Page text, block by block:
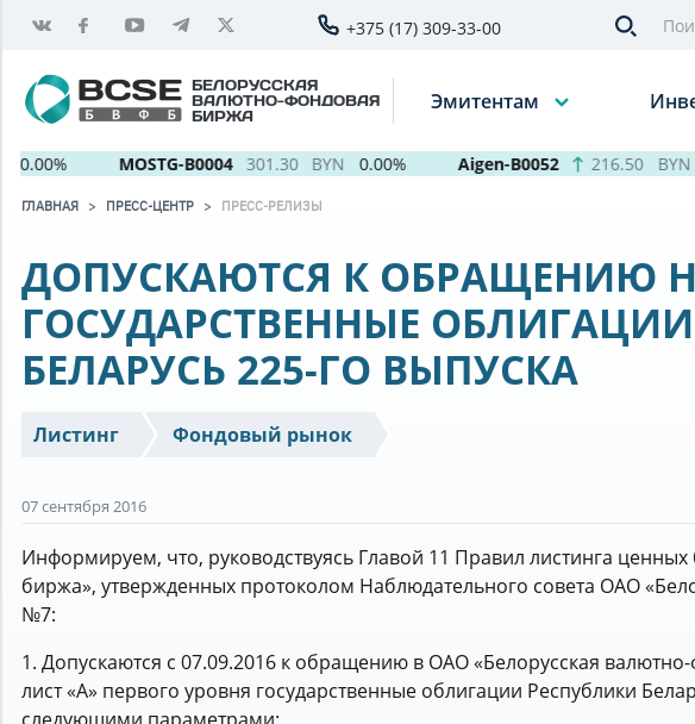
+375 (17) 309-33-00
БЕЛОРУССКАЯ
ВАЛЮТНО-ФОНДОВАЯ
БИРЖА
Эмитентам
MOSTG-B0004 301.30 BYN 0.00% Aigen-B0052 216.50 BYN
ГЛАВНАЯ ПРЕСС-ЦЕНТР ПРЕСС-РЕЛИЗЫ
ДОПУСКАЮТСЯ К ОБРАЩЕНИЮ
ГОСУДАРСТВЕННЫЕ
БЕЛАРУСЬ 225-ГО ВЫПУСКА
Листинг Фондовый рынок
07 сентября 2016
Информируем, что, руководствуясь Главой 11 Правил листинга
биржа», утвержденных протоколом Наблюдательного совета ОАО
№7:
1. Допускаются с 07.09.2016 к обращению в ОАО «Белорусская
лист «А» первого уровня государственные облигации Республики